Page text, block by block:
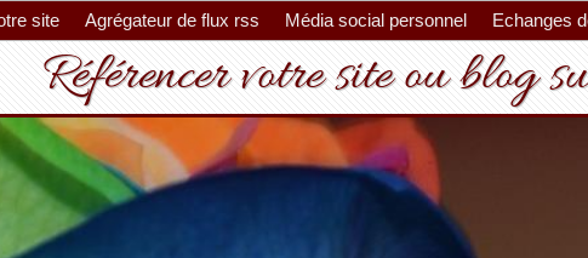
site Agrégateur de flux rss Média social personnel Echanges
Référencer votre site ou blog